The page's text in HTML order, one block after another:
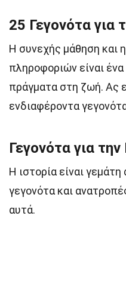
25 Γεγονότα για
Η συνεχής μάθηση και
πληροφοριών είναι
πράγματα στη ζωή. Ας
ενδιαφέροντα
Γεγονότα για την
Η ιστορία είναι
γεγονότα και
αυτά.